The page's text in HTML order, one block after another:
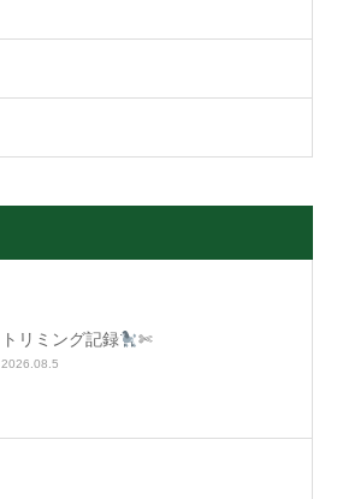
トリミング記録 ✄
2026.08.5